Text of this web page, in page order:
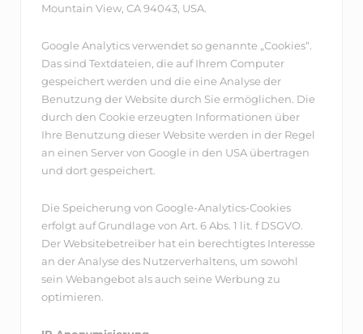
Mountain View, CA 94043, USA.
Google Analytics verwendet so genannte „Cookies“.
Das sind Textdateien, die auf Ihrem Computer
gespeichert werden und die eine Analyse der
Benutzung der Website durch Sie ermöglichen. Die
durch den Cookie erzeugten Informationen über
Ihre Benutzung dieser Website werden in der Regel
an einen Server von Google in den USA übertragen
und dort gespeichert.
Die Speicherung von Google-Analytics-Cookies
erfolgt auf Grundlage von Art. 6 Abs. 1 lit. f DSGVO.
Der Websitebetreiber hat ein berechtigtes Interesse
an der Analyse des Nutzerverhaltens, um sowohl
sein Webangebot als auch seine Werbung zu
optimieren.